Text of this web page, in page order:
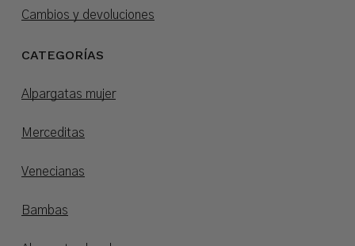
Cambios y devoluciones
CATEGORÍAS
Alpargatas mujer
Merceditas
Venecianas
Bambas